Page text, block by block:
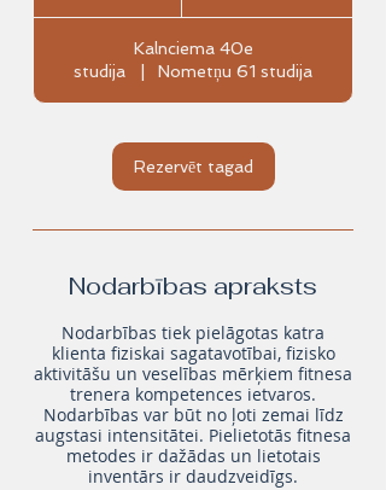
Kalnciema 40e
studija
Nometņu 61 studija
Rezervēt tagad
Nodarbības apraksts
Nodarbības tiek pielāgotas katra
klienta fiziskai sagatavotībai, fizisko
aktivitāšu un veselības mērķiem fitnesa
trenera kompetences ietvaros.
Nodarbības var būt no ļoti zemai līdz
augstasi intensitātei. Pielietotās fitnesa
metodes ir dažādas un lietotais
inventārs ir daudzveidīgs.